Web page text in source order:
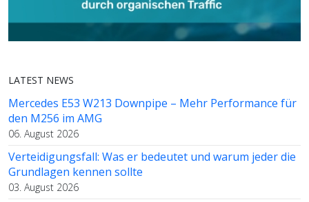
LATEST NEWS
Mercedes E53 W213 Downpipe – Mehr Performance für
den M256 im AMG
06. August 2026
Verteidigungsfall: Was er bedeutet und warum jeder die
Grundlagen kennen sollte
03. August 2026